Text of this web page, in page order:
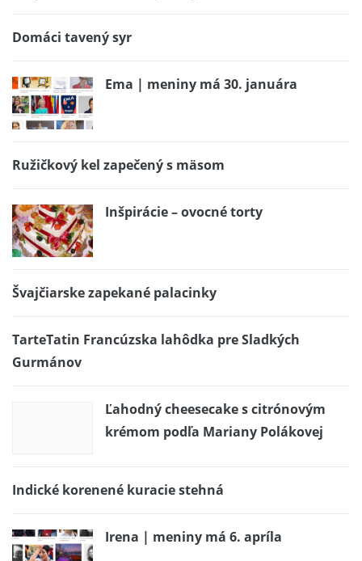
Domáci tavený syr
Ema | meniny má 30. januára
Ružičkový kel zapečený s mäsom
Inšpirácie – ovocné torty
Švajčiarske zapekané palacinky
TarteTatin Francúzska lahôdka pre Sladkých
Gurmánov
Ľahodný cheesecake s citrónovým
krémom podľa Mariany Polákovej
Indické korenené kuracie stehná
Irena | meniny má 6. apríla